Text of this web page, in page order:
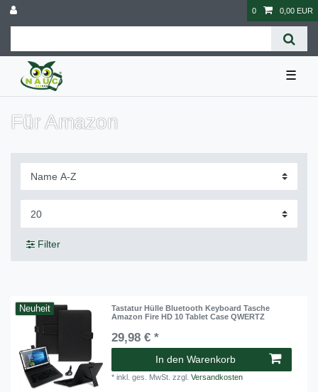
0 0,00 EUR
☰
Für Amazon
Filter
Neuheit
Tastatur Hülle Bluetooth Keyboard Tasche
Amazon Fire HD 10 Tablet Case QWERTZ
29,98 € *
In den Warenkorb
*inkl. ges. MwSt. zzgl.Versandkosten